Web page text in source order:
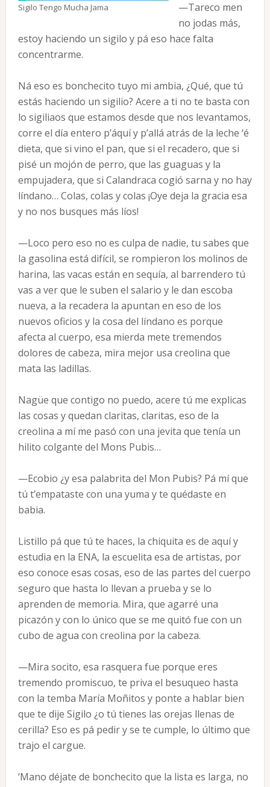
Sigilo Tengo Mucha Jama
—Tareco men
no jodas más,
estoy haciendo un sigilo y pá eso hace falta
concentrarme.
Ná eso es bonchecito tuyo mi ambia, ¿Qué, que tú
estás haciendo un sigilio? Acere a ti no te basta con
lo sigiliaos que estamos desde que nos levantamos,
corre el día entero p’áquí y p’allá atrás de la leche ‘é
dieta, que si vino el pan, que si el recadero, que si
pisé un mojón de perro, que las guaguas y la
empujadera, que si Calandraca cogió sarna y no hay
líndano… Colas, colas y colas ¡Oye deja la gracia esa
y no nos busques más líos!
—Loco pero eso no es culpa de nadie, tu sabes que
la gasolina está difícil, se rompieron los molinos de
harina, las vacas están en sequía, al barrendero tú
vas a ver que le suben el salario y le dan escoba
nueva, a la recadera la apuntan en eso de los
nuevos oficios y la cosa del líndano es porque
afecta al cuerpo, esa mierda mete tremendos
dolores de cabeza, mira mejor usa creolina que
mata las ladillas.
Nagüe que contigo no puedo, acere tú me explicas
las cosas y quedan claritas, claritas, eso de la
creolina a mí me pasó con una jevita que tenía un
hilito colgante del Mons Pubis…
—Ecobio ¿y esa palabrita del Mon Pubis? Pá mí que
tú t’empataste con una yuma y te quédaste en
babia.
Listillo pá que tú te haces, la chiquita es de aquí y
estudia en la ENA, la escuelita esa de artistas, por
eso conoce esas cosas, eso de las partes del cuerpo
seguro que hasta lo llevan a prueba y se lo
aprenden de memoria. Mira, que agarré una
picazón y con lo único que se me quitó fue con un
cubo de agua con creolina por la cabeza.
—Mira socito, esa rasquera fue porque eres
tremendo promiscuo, te priva el besuqueo hasta
con la temba María Moñitos y ponte a hablar bien
que te dije Sigilo ¿o tú tienes las orejas llenas de
cerilla? Eso es pá pedir y se te cumple, lo último que
trajo el cargue.
‘Mano déjate de bonchecito que la lista es larga, no